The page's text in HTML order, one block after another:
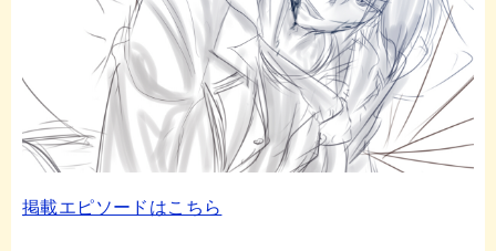
掲載エピソードはこちら